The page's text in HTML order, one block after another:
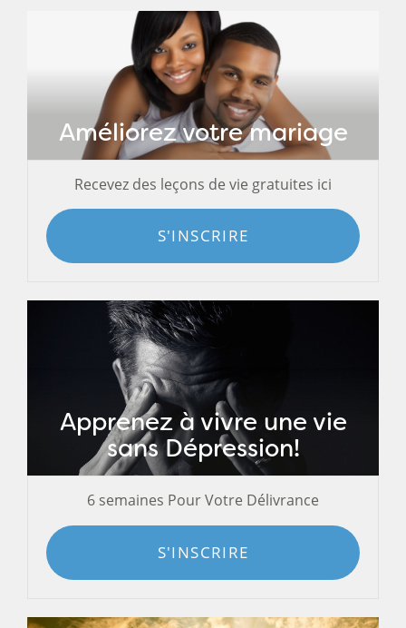
Améliorez votre mariage
Recevez des leçons de vie gratuites ici
S'INSCRIRE
Apprenez à vivre une vie
sans Dépression!
6 semaines Pour Votre Délivrance
S'INSCRIRE